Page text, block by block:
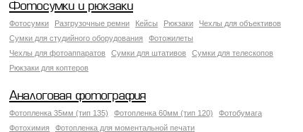
Фотосумки и рюкзаки
Фотосумки Разгрузочные ремни Кейсы Рюкзаки
Чехлы для объективов
Сумки для студийного оборудования
Фотожилеты
Чехлы для фотоаппаратов
Сумки для штативов
Сумки для телескопов
Рюкзаки для коптеров
Аналоговая фотография
Фотопленка 35мм (тип 135) Фотопленка 60мм (тип 120)
Фотобумага
Фотохимия
Фотопленка для моментальной печати